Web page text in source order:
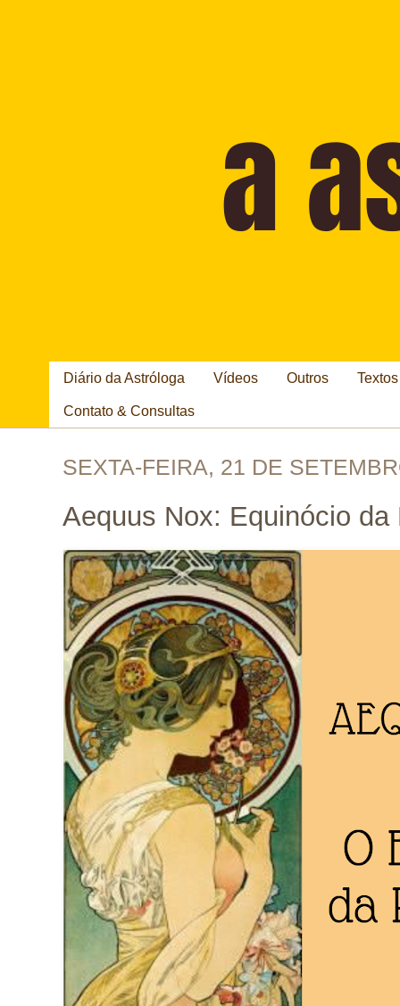
Diário da Astróloga Vídeos Outros
Contato & Consultas
SEXTA-FEIRA, 21 DE
Aequus Nox: Equinócio da